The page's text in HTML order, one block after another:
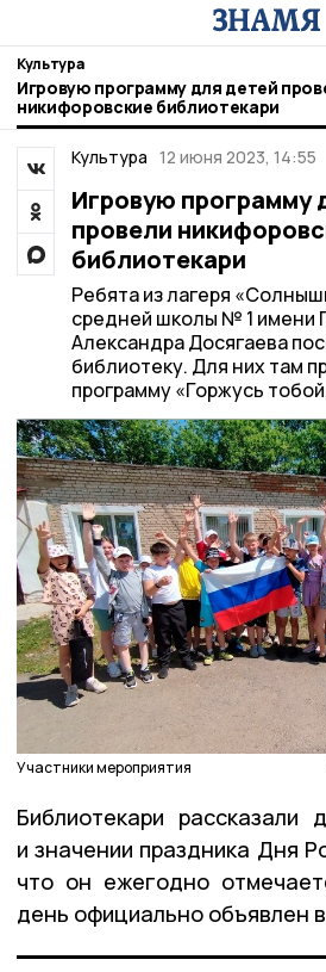
Культура
Игровую программу для детей
никифоровские библиотекари
Культура 12 июня 2023, 14:55
Игровую программу
провели
библиотекари
Ребята из лагеря
средней школы № 1 имени
Александра Досягаева
библиотеку. Для них там
программу «Горжусь
Участники мероприятия
Библиотекари рассказали
и значении праздника Дня
что он ежегодно
день официально объявлен